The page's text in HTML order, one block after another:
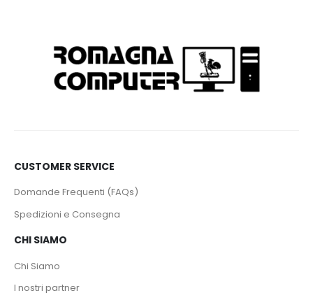
CUSTOMER SERVICE
Domande Frequenti (FAQs)
Spedizioni e Consegna
CHI SIAMO
Chi Siamo
I nostri partner